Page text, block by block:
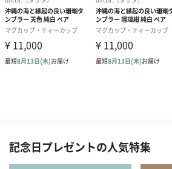
記念日プレゼントの人気特集